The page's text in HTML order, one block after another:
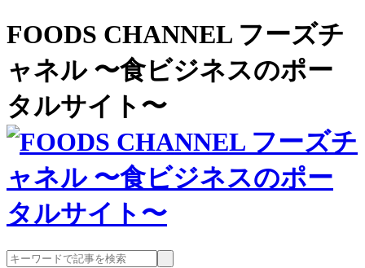
FOODS CHANNEL フーズチ
ャネル 〜食ビジネスのポー
タルサイト〜